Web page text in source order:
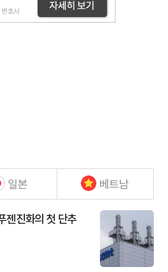
일본 베트남
젠진화의 첫 단추